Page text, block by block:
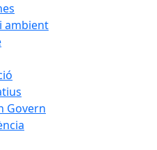
ambient
Govern